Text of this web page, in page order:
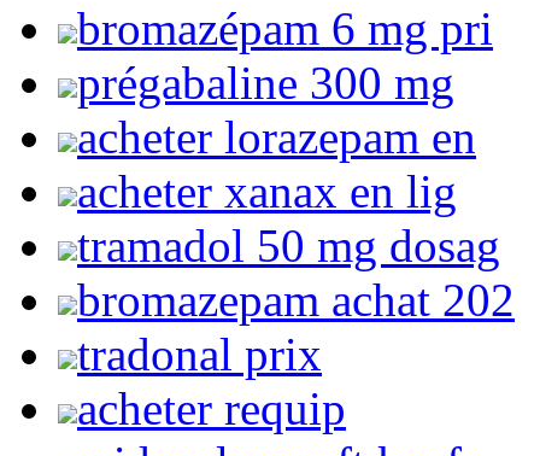
bromazépam 6 mg pri
prégabaline 300 mg
acheter lorazepam en
acheter xanax en lig
tramadol 50 mg dosag
bromazepam achat 202
tradonal prix
acheter requip